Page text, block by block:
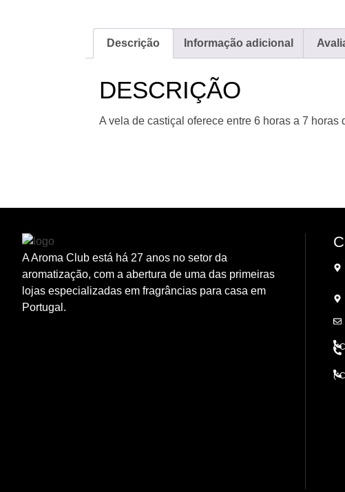
Descrição Informação adicional
DESCRIÇÃO
A vela de castiçal oferece entre 6 horas a 7 horas
A Aroma Club está há 27 anos no setor da
aromatização, com a abertura de uma das primeiras
lojas especializadas em fragrâncias para casa em
Portugal.